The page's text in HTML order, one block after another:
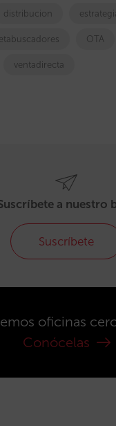
distribucion
OTA
ventadirecta
a nuestro
Suscríbete
oficinas
Conócelas